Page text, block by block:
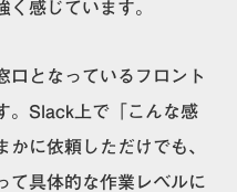
く感じています。
口となっているフロント
。Slack上で「こんな感
かに依頼しただけでも、
て具体的な作業レベルに